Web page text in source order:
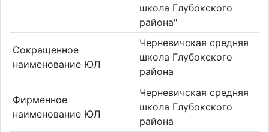
школа Глубокского
района"
Сокращенное
наименование ЮЛ
Черневичская средняя
школа Глубокского
района
Фирменное
наименование ЮЛ
Черневичская средняя
школа Глубокского
района